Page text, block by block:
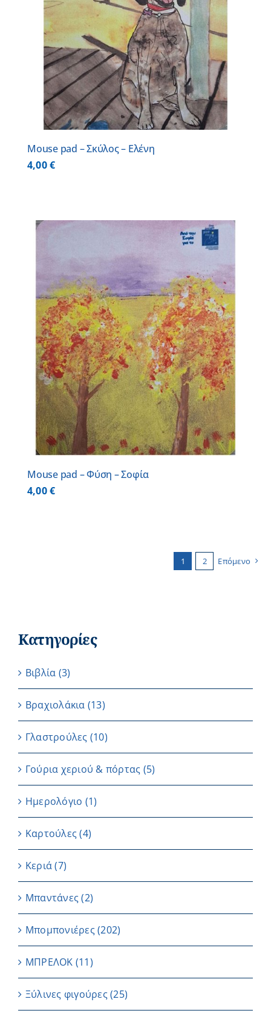
Mouse pad – Σκύλος – Ελένη
4,00€
Mouse pad – Φύση – Σοφία
4,00€
1 2 Επόμενο
Κατηγορίες
Βιβλία (3)
Βραχιολάκια (13)
Γλαστρούλες (10)
Γούρια χεριού & πόρτας (5)
Ημερολόγιο (1)
Καρτούλες (4)
Κεριά (7)
Μπαντάνες (2)
Μπομπονιέρες(202)
ΜΠΡΕΛΟΚ (11)
Ξύλινες φιγούρες(25)